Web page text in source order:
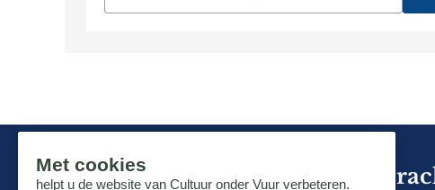
Mis niks in de strijd om ons